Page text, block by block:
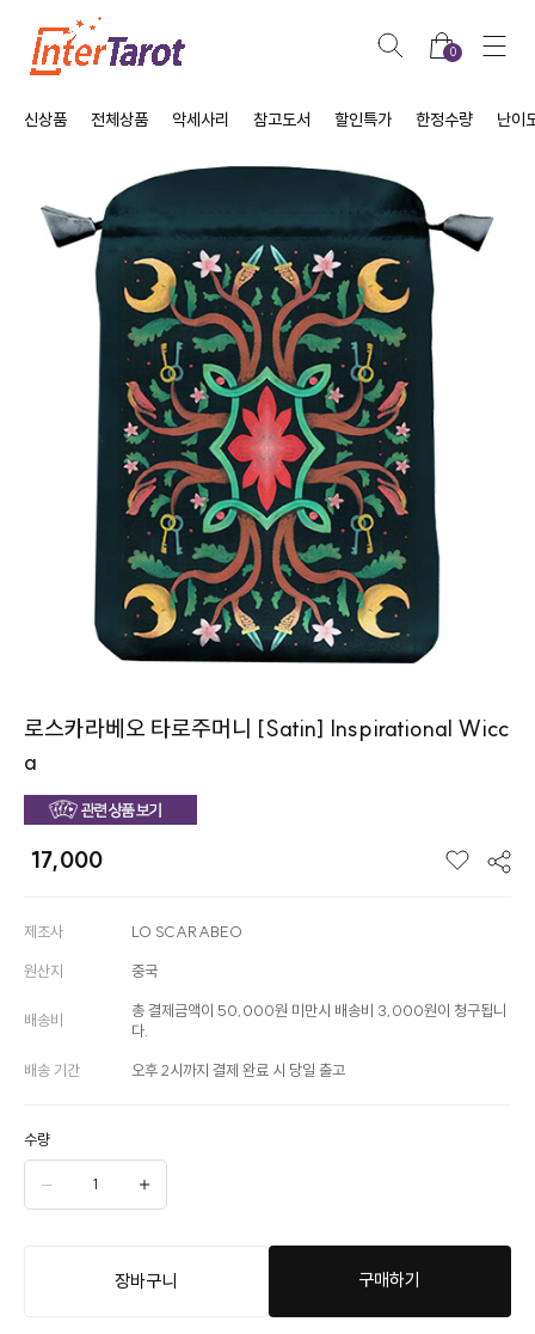
0
신상품 전체상품 악세사리 참고도서 할인특가 한정수량 난이
로스카라베오 타로주머니 [Satin] Inspirational Wicc
a
17,000
제조사 LO SCARABEO
원산지 중국
배송비
총 결제금액이 50,000원 미만시 배송비 3,000원이 청구됩니
다.
배송 기간 오후 2시까지 결제 완료 시 당일 출고
수량
장바구니 구매하기